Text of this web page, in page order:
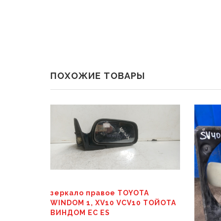
ПОХОЖИЕ ТОВАРЫ
зеркало правое TOYOTA
WINDOM 1, XV10 VCV10 ТОЙОТА
ВИНДОМ ЕС ES